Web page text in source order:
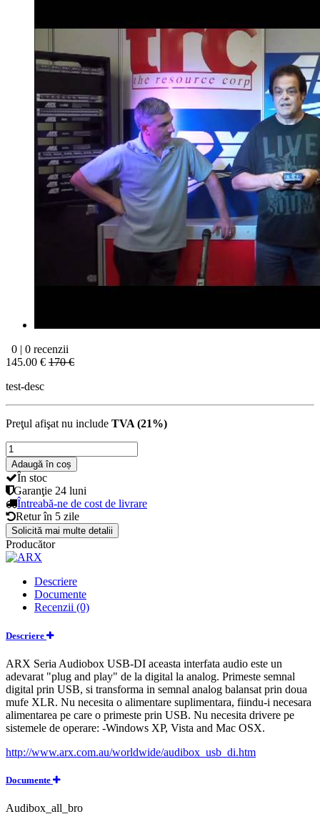
0 | 0 recenzii
145.00 € 170 €
test-desc
Preţul afişat nu include TVA (21%)
Adaugă în coș
În stoc
Garanţie 24 luni
Întreabă-ne de cost de livrare
Retur în 5 zile
Solicită mai multe detalii
Producător
Descriere
Documente
Recenzii (0)
Descriere
ARX Seria Audiobox USB-DI aceasta interfata audio este un
adevarat "plug and play" de la digital la analog. Primeste semnal
digital prin USB, si transforma in semnal analog balansat prin doua
mufe XLR. Nu necesita o alimentare suplimentara, fiindu-i necesara
alimentarea pe care o primeste prin USB. Nu necesita drivere pe
sistemele de operare: -Windows XP, Vista and Mac OSX.
http://www.arx.com.au/worldwide/audibox_usb_di.htm
Documente
Audibox_all_bro